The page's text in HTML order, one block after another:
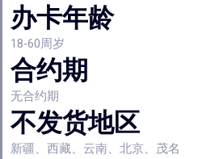
办卡年龄
18-60周岁
合约期
无合约期
不发货地区
新疆、西藏、云南、北京、茂名